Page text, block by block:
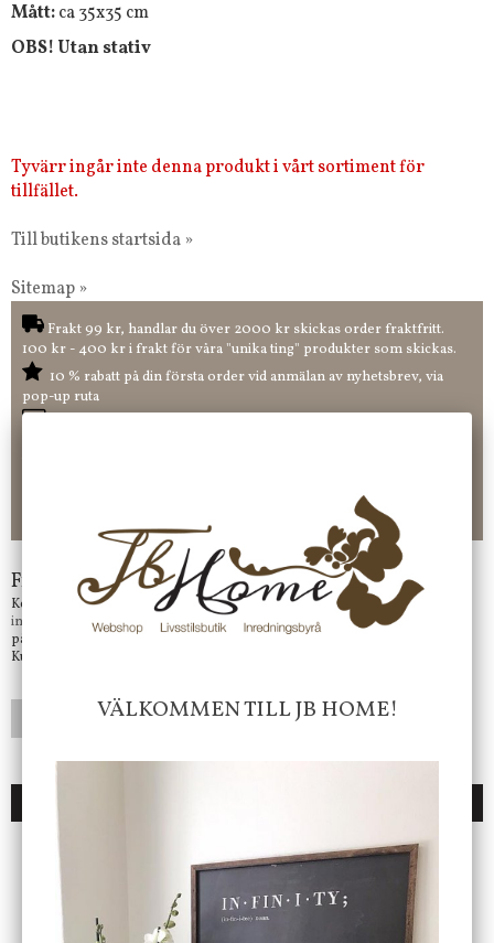
Mått:ca 35x35 cm
OBS! Utan stativ
Tyvärr ingår inte denna produkt i vårt sortiment för
tillfället.
Till butikens startsida »
Sitemap »
Frakt 99 kr, handlar du över 2000 kr skickas order fraktfritt.
100 kr - 400 kr i frakt för våra "unika ting" produkter som skickas.
10 % rabatt på din första order vid anmälan av nyhetsbrev, via
pop-up ruta
Nöjda kunder och strävar efter att ha snabba leveranser!
-ligt Tack för att just Du tittar in hos Jb Home!
Frågor?
Kontakta oss på
info@jbhome.seVi svarar
på mail så fort vi kan.
Kundtjänst telefontid öppet vardagar mellan 10.00 - 15.00
LÄGG I ÖNSKELISTA
ENDAST 1 ST KVAR I LAGER
VÄLKOMMEN TILL JB HOME!